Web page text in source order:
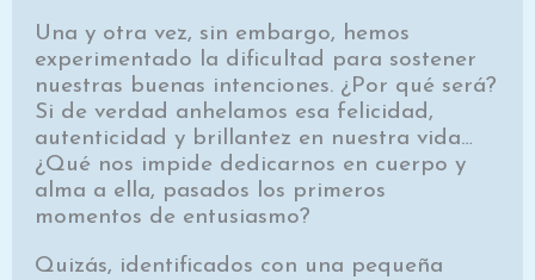
Una y otra vez, sin embargo, hemos
experimentado la dificultad para sostener
nuestras buenas intenciones. ¿Por qué será?
Si de verdad anhelamos esa felicidad,
autenticidad y brillantez en nuestra vida…
¿Qué nos impide dedicarnos en cuerpo y
alma a ella, pasados los primeros
momentos de entusiasmo?
Quizás, identificados con una pequeña